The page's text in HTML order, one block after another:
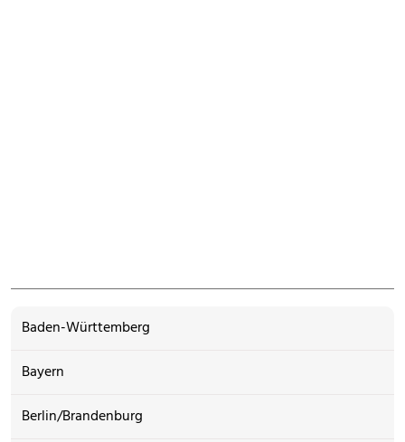
Baden-Württemberg
Bayern
Berlin/Brandenburg